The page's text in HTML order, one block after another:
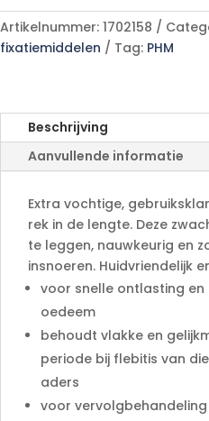
p/s
aantal
l
t
e
a
t
Artikelnummer: 1702158
fixatiemiddelen
Tag: PHM
Beschrijving
Aanvullende informatie
Extra vochtige,
rek in de lengte. Deze
te leggen, nauwkeurig en
insnoeren. Huidvriendelijk
voor snelle ontlasting
oedeem
behoudt vlakke en
periode bij flebitis van
aders
voor